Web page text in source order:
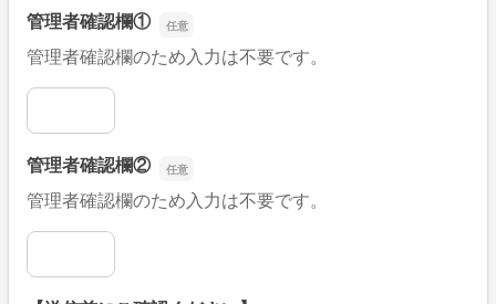
管理者確認欄①
管理者確認欄のため入力は不要です。
管理者確認欄①
管理者確認欄②
管理者確認欄のため入力は不要です。
管理者確認欄②